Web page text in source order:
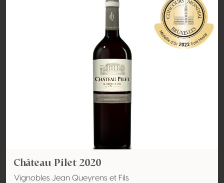
Château Pilet 2020
Vignobles Jean Queyrens et Fils